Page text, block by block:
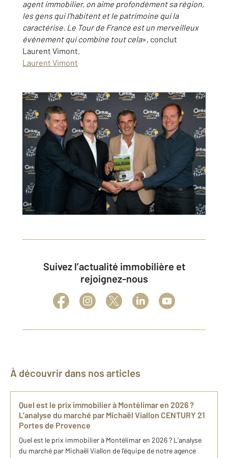
agent immobilier, on aime profondément sa région,
les gens qui l’habitent et le patrimoine qui la
caractérise. Le Tour de France est un merveilleux
événement qui combine tout cela», conclut
Laurent Vimont.
Laurent Vimont
Suivez l’actualité immobilière et
rejoignez-nous
À découvrir dans nos articles
Quel est le prix immobilier à Montélimar en 2026 ?
L’analyse du marché par Michaël Viallon CENTURY 21
Portes de Provence
Quel est le prix immobilier à Montélimar en 2026 ? L’analyse
du marché par Michaël Viallon de l'équipe de notre agence